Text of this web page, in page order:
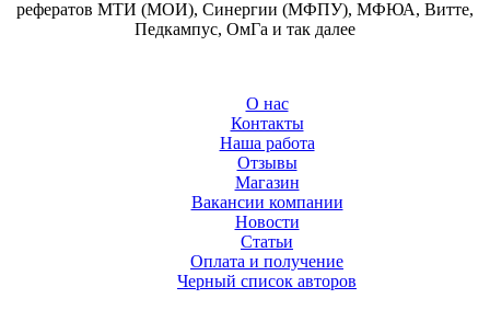
рефератов МТИ (МОИ), Синергии (МФПУ), МФЮА, Витте,
Педкампус, ОмГа и так далее
О нас
Контакты
Наша работа
Отзывы
Магазин
Вакансии компании
Новости
Статьи
Оплата и получение
Черный список авторов